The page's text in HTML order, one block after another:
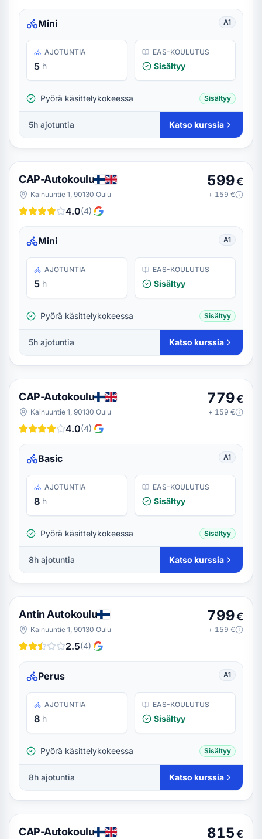
Mini A1
AJOTUNTIA
5 h
EAS-KOULUTUS
Sisältyy
Pyörä käsittelykokeessa Sisältyy
5h ajotuntia Katso kurssia
CAP-Autokoulu
Kainuuntie 1, 90130 Oulu
4.0(4)
599€
+ 159 €
Mini A1
AJOTUNTIA
5 h
EAS-KOULUTUS
Sisältyy
Pyörä käsittelykokeessa Sisältyy
5h ajotuntia Katso kurssia
CAP-Autokoulu
Kainuuntie 1, 90130 Oulu
4.0(4)
779€
+ 159 €
Basic A1
AJOTUNTIA
8 h
EAS-KOULUTUS
Sisältyy
Pyörä käsittelykokeessa Sisältyy
8h ajotuntia Katso kurssia
Antin Autokoulu
Kainuuntie 1, 90130 Oulu
2.5(4)
799€
+ 159 €
Perus A1
AJOTUNTIA
8 h
EAS-KOULUTUS
Sisältyy
Pyörä käsittelykokeessa Sisältyy
8h ajotuntia Katso kurssia
CAP-Autokoulu 815€